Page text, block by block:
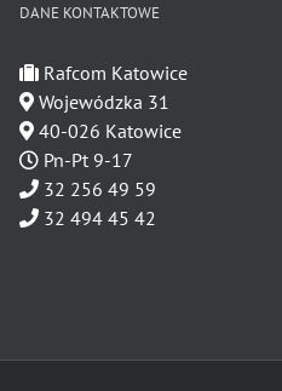
DANE KONTAKTOWE
Rafcom Katowice
Wojewódzka 31
40-026 Katowice
Pn-Pt 9-17
32 256 49 59
32 494 45 42